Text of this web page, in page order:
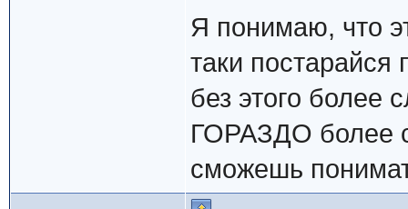
Я понимаю, что
таки постарайся
без этого более
ГОРАЗДО более
сможешь